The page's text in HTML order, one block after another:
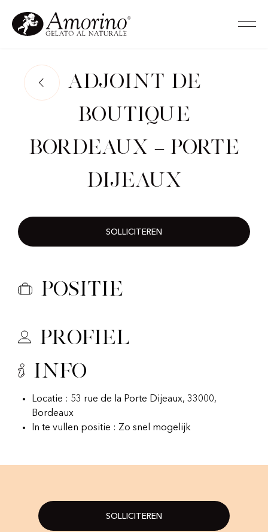
Adjoint de
Boutique
Bordeaux – Porte
Dijeaux
SOLLICITEREN
Positie
Profiel
Info
Locatie : 53 rue de la Porte Dijeaux, 33000,
Bordeaux
In te vullen positie : Zo snel mogelijk
SOLLICITEREN